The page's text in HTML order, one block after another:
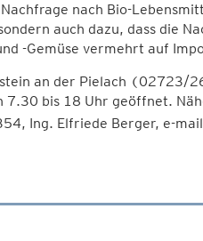
nach Bio-
auch dazu, dass die
-Gemüse vermehrt auf
an der Pielach
7.30 bis 18 Uhr geöffnet.
Ing. Elfriede Berger, e-mail